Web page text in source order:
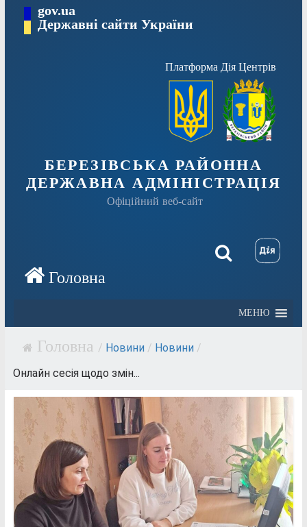
Перейтиgov.ua
Державні сайти України
Платформа Дія Центрів
БЕРЕЗІВСЬКА РАЙОННА
ДЕРЖАВНА АДМІНІСТРАЦІЯ
Офіційний веб-сайт
МЕНЮ
/ Новини / Новини /
Онлайн сесія щодо змін...